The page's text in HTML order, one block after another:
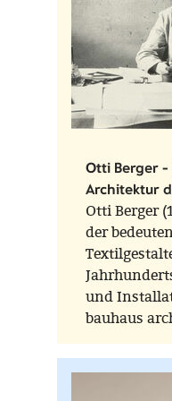
Otti Berger
Architektur
Otti Berger
der
und
bauhaus
vom 15.
ihr Werk in